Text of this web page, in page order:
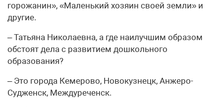
горожанин», «Маленький хозяин своей земли» и
другие.
– Татьяна Николаевна, а где наилучшим образом
обстоят дела с развитием дошкольного
образования?
– Это города Кемерово, Новокузнецк, Анжеро-
Судженск, Междуреченск.